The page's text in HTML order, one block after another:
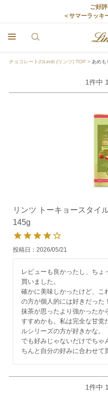
ご好
＜サマーラッキ
チョコレートのLindt (リンツ) TOP あめも
1件中 1
リンツ トーキョースタイ
145g
投稿日 2026/05/21
レビューも良かったし、ちょ
買いました。
確かに美味しかったけど、こ
の方が個人的には好きだった！
抹茶が思ったより強かったか
すすめかも。私は完全な甘党
ルシリーズの方が好きかな。
でも好みじゃないだけでちゃ
ちんと自分の好みに合わせて
1件中 1